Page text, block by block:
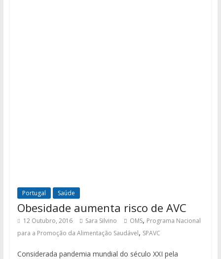
Portugal Saúde
Obesidade aumenta risco de AVC
12 Outubro, 2016 Sara Silvino OMS, Programa Nacional
para a Promoção da Alimentação Saudável, SPAVC
Considerada pandemia mundial do século XXI pela